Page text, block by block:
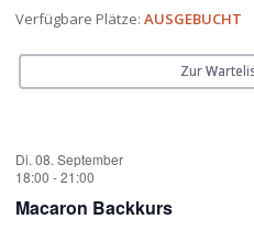
Verfügbare Plätze: AUSGEBUCHT
Zur
Di. 08. September
18:00 -21:00
Macaron Backkurs